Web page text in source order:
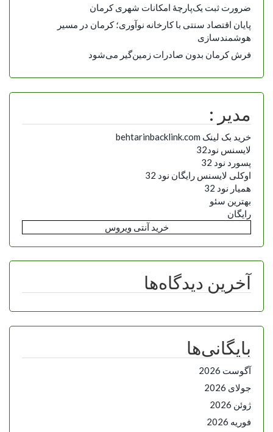
ضرورت ثبت یک‌پارچۀ امکانات شهری کرمان
پایان اقتصاد سنتی با کارخانه نوآوری؛ کرمان در مسیر
هوشمندسازی
فرش کرمان بدون صادرات زمین‌گیر می‌شود
مدیر :
خرید بک لینک behtarinbacklink.com
لایسنس نود32
پسورد نود 32
اوکلی لایسنس رایگان نود 32
همیار نود 32
بهترین سئو
رایگان
خرید آنتی ویروس
آخرین دیدگاه‌ها
بایگانی‌ها
آگوست 2026
جولای 2026
ژوئن 2026
فوریه 2026